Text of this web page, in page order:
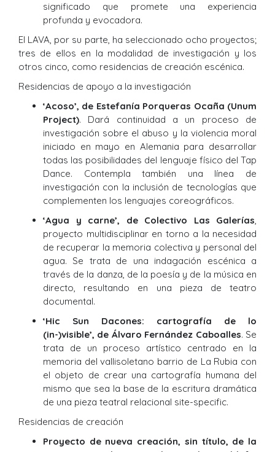
significado que promete una experiencia
profunda y evocadora.
El LAVA, por su parte, ha seleccionado ocho proyectos;
tres de ellos en la modalidad de investigación y los
otros cinco, como residencias de creación escénica.
Residencias de apoyo a la investigación
‘Acoso’, de Estefanía Porqueras Ocaña (Unum
Project). Dará continuidad a un proceso de
investigación sobre el abuso y la violencia moral
iniciado en mayo en Alemania para desarrollar
todas las posibilidades del lenguaje físico del Tap
Dance. Contempla también una línea de
investigación con la inclusión de tecnologías que
complementen los lenguajes coreográficos.
‘Agua y carne’, de Colectivo Las Galerías,
proyecto multidisciplinar en torno a la necesidad
de recuperar la memoria colectiva y personal del
agua. Se trata de una indagación escénica a
través de la danza, de la poesía y de la música en
directo, resultando en una pieza de teatro
documental.
‘Hic Sun Dacones: cartografía de lo
(in-)visible’, de Álvaro Fernández Caboalles. Se
trata de un proceso artístico centrado en la
memoria del vallisoletano barrio de La Rubia con
el objeto de crear una cartografía humana del
mismo que sea la base de la escritura dramática
de una pieza teatral relacional site-specific.
Residencias de creación
Proyecto de nueva creación, sin título, de la